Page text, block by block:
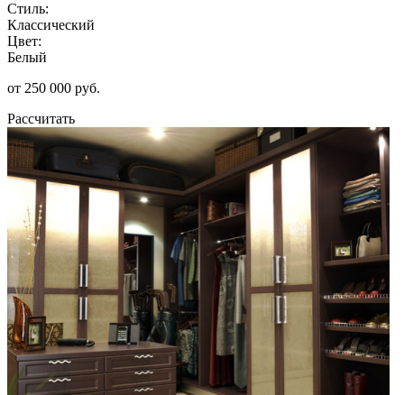
Стиль:
Классический
Цвет:
Белый
от 250 000 руб.
Рассчитать